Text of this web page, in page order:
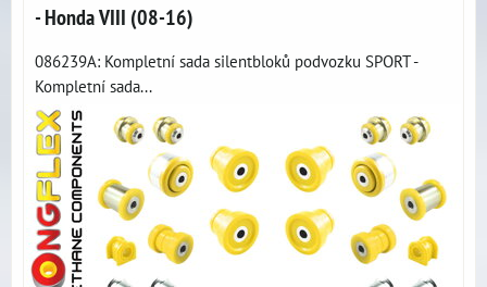
- Honda VIII (08-16)
086239A: Kompletní sada silentbloků podvozku SPORT -
Kompletní sada...